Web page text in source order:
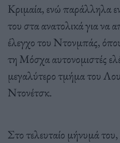
Κριμαία, ενώ παράλληλα
του στα ανατολικά για να
έλεγχο του Ντονμπάς,
τη Μόσχα αυτονομιστές
μεγαλύτερο τμήμα του
Ντονέτσκ.
Στο τελευταίο μήνυμά